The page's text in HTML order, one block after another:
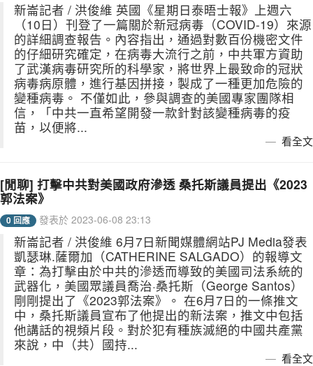
新崙記者 / 洪俊維 英國《星期日泰晤士報》上週六
（10日）刊登了一篇關於新冠病毒（COVID-19）來源
的詳細調查報告。內容指出，通過對數百份機密文件
的仔細研究確定，在病毒大流行之前，中共軍方資助
了武漢病毒研究所的科學家，將世界上最致命的冠狀
病毒病原體，進行基因拼接，製成了一種更加危險的
變種病毒。 不僅如此，參與調查的美國專家團隊相
信，「中共一直希望開發一款針對該變種病毒的疫
苗，以便將...
看全文
[閒聊] 打擊中共對美國政府滲透 桑托斯議員提出《2023
郭法案》
0 回應 發表於 2023-06-08 23:13
新崙記者 / 洪俊維 6月7日新聞媒體網站PJ Media發表
凱瑟琳.薩爾加（CATHERINE SALGADO）的報導文
章：為打擊由於中共的滲透而導致的美國司法系統的
武器化，美國眾議員喬治·桑托斯（George Santos）
剛剛提出了《2023郭法案》。 在6月7日的一條推文
中，桑托斯議員宣布了他提出的新法案，推文中包括
他講話的視頻片段。對於犯有種族滅絕的中國共產黨
來說，中（共）國持...
看全文